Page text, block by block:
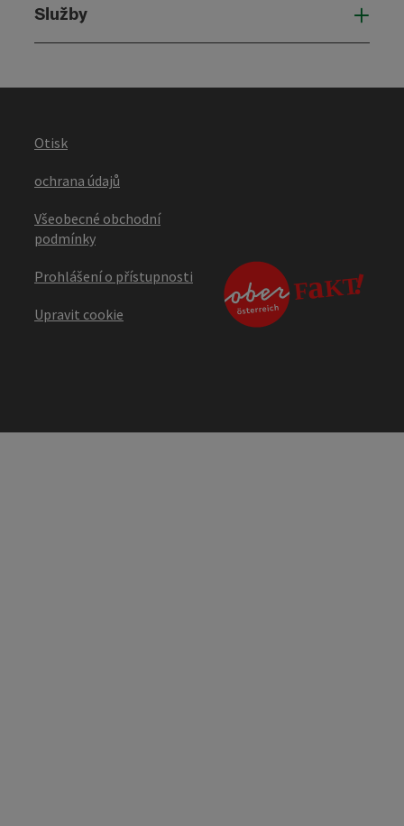
Služby
Otisk
ochrana údajů
Všeobecné obchodní
podmínky
Prohlášení o přístupnosti
Upravit cookie